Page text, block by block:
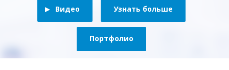
Видео Узнать больше
Портфолио